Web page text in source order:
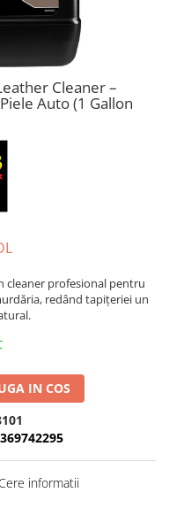
Cleaner –
Auto (1 Gallon
cleaner profesional pentru
redând tapițeriei un
IN COS
informatii